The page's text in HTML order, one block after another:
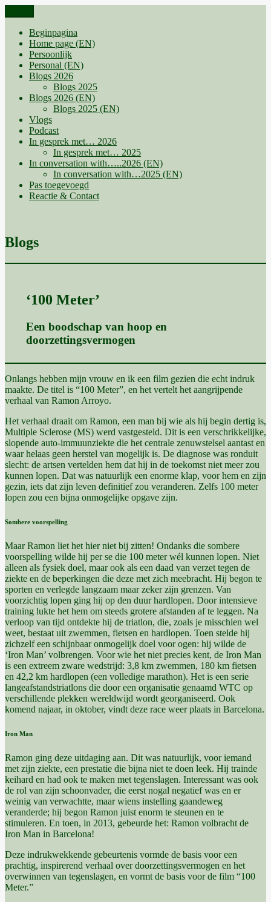
naar
inhoud
Beginpagina
Home page (EN)
Persoonlijk
Personal (EN)
Blogs 2026
Blogs 2025
Blogs 2026 (EN)
Blogs 2025 (EN)
Vlogs
Podcast
In gesprek met… 2026
In gesprek met… 2025
In conversation with…..2026 (EN)
In conversation with…2025 (EN)
Pas toegevoegd
Reactie & Contact
Blogs
‘100 Meter’
Een boodschap van hoop en
doorzettingsvermogen
Onlangs hebben mijn vrouw en ik een film gezien die echt indruk
maakte. De titel is “100 Meter”, en het vertelt het aangrijpende
verhaal van Ramon Arroyo.
Het verhaal draait om Ramon, een man bij wie als hij begin dertig is,
Multiple Sclerose (MS) werd vastgesteld. Dit is een verschrikkelijke,
slopende auto-immuunziekte die het centrale zenuwstelsel aantast en
waar helaas geen herstel van mogelijk is. De diagnose was ronduit
slecht: de artsen vertelden hem dat hij in de toekomst niet meer zou
kunnen lopen. Dat was natuurlijk een enorme klap, voor hem en zijn
gezin, iets dat zijn leven definitief zou veranderen. Zelfs 100 meter
lopen zou een bijna onmogelijke opgave zijn.
Sombere voorspelling
Maar Ramon liet het hier niet bij zitten! Ondanks die sombere
voorspelling wilde hij per se die 100 meter wél kunnen lopen. Niet
alleen als fysiek doel, maar ook als een daad van verzet tegen de
ziekte en de beperkingen die deze met zich meebracht. Hij begon te
sporten en verlegde langzaam maar zeker zijn grenzen. Van
voorzichtig lopen ging hij op den duur hardlopen. Door intensieve
training lukte het hem om steeds grotere afstanden af te leggen. Na
verloop van tijd ontdekte hij de triatlon, die, zoals je misschien wel
weet, bestaat uit zwemmen, fietsen en hardlopen. Toen stelde hij
zichzelf een schijnbaar onmogelijk doel voor ogen: hij wilde de
‘Iron Man’ volbrengen. Voor wie het niet precies kent, de Iron Man
is een extreem zware wedstrijd: 3,8 km zwemmen, 180 km fietsen
en 42,2 km hardlopen (een volledige marathon). Het is een serie
langeafstandstriatlons die door een organisatie genaamd WTC op
verschillende plekken wereldwijd wordt georganiseerd. Ook
komend najaar, in oktober, vindt deze race weer plaats in Barcelona.
Iron Man
Ramon ging deze uitdaging aan. Dit was natuurlijk, voor iemand
met zijn ziekte, een prestatie die bijna niet te doen leek. Hij trainde
keihard en had ook te maken met tegenslagen. Interessant was ook
de rol van zijn schoonvader, die eerst nogal negatief was en er
weinig van verwachtte, maar wiens instelling gaandeweg
veranderde; hij begon Ramon juist enorm te steunen en te
stimuleren. En toen, in 2013, gebeurde het: Ramon volbracht de
Iron Man in Barcelona!
Deze indrukwekkende gebeurtenis vormde de basis voor een
prachtig, inspirerend verhaal over doorzettingsvermogen en het
overwinnen van tegenslagen, en vormt de basis voor de film “100
Meter.”